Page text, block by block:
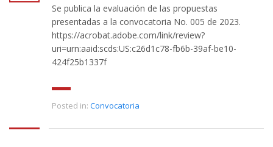
Se publica la evaluación de las propuestas
presentadas a la convocatoria No. 005 de 2023.
https://acrobat.adobe.com/link/review?
uri=urn:aaid:scds:US:c26d1c78-fb6b-39af-be10-
424f25b1337f
Posted in: Convocatoria